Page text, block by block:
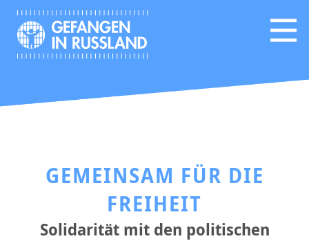
GEMEINSAM FÜR DIE
FREIHEIT
Solidarität mit den politischen